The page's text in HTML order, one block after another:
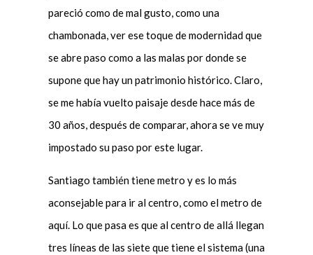
pareció como de mal gusto, como una
chambonada, ver ese toque de modernidad que
se abre paso como a las malas por donde se
supone que hay un patrimonio histórico. Claro,
se me había vuelto paisaje desde hace más de
30 años, después de comparar, ahora se ve muy
impostado su paso por este lugar.
Santiago también tiene metro y es lo más
aconsejable para ir al centro, como el metro de
aquí. Lo que pasa es que al centro de allá llegan
tres líneas de las siete que tiene el sistema (una